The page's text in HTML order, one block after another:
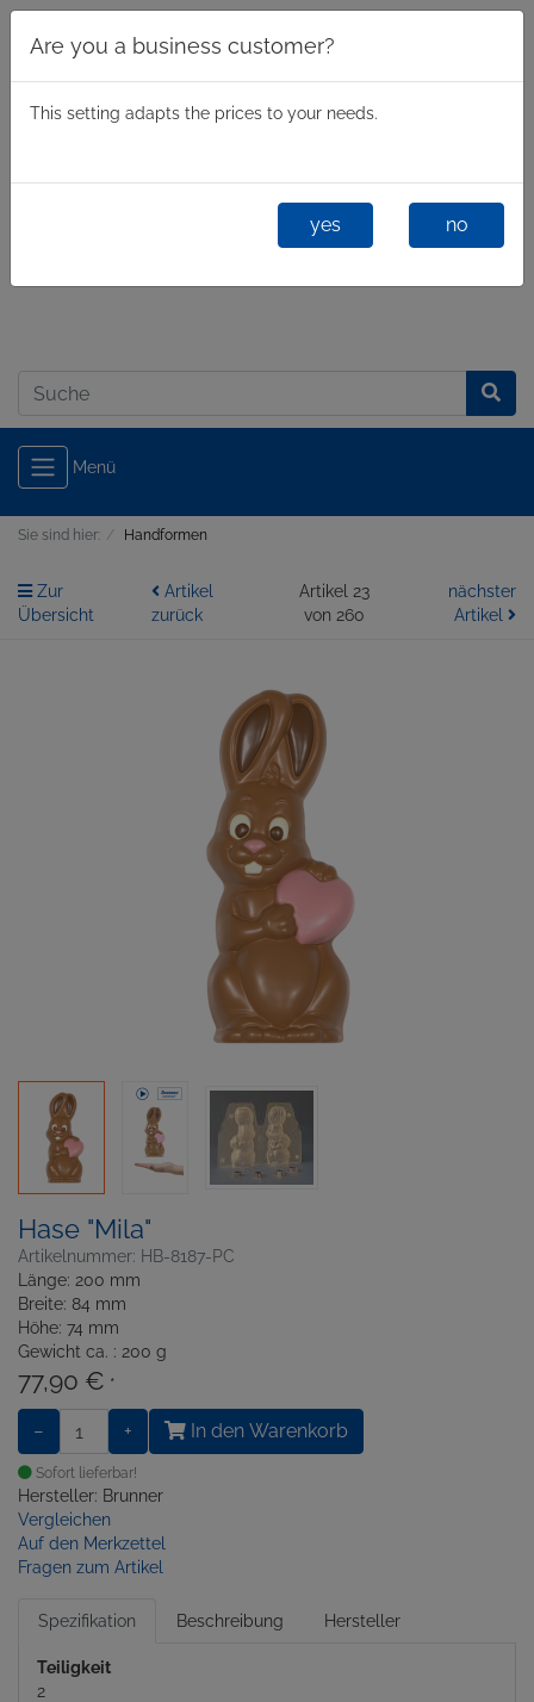
Menü
Are you a business customer?
This setting adapts the prices to your needs.
yes no
Sie sind hier: Handformen
Zur
Übersicht
Artikel
zurück
Artikel 23
von 260
nächster
Artikel
Hase "Mila"
Artikelnummer: HB-8187-PC
Länge: 200 mm
Breite: 84 mm
Höhe: 74 mm
Gewicht ca. : 200 g
77,90 € *
− + In den Warenkorb
Sofort lieferbar!
Hersteller: Brunner
Vergleichen
Auf den Merkzettel
Fragen zum Artikel
Spezifikation Beschreibung Hersteller
Teiligkeit
2